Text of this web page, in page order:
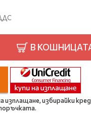
В
изплащане, избирайки